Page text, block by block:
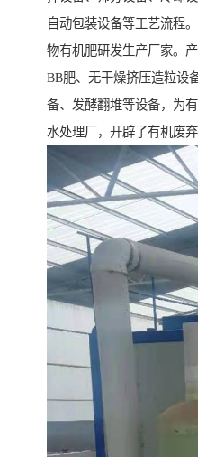
自动包装设备等工艺流程
物有机肥研发生产厂家。
BB肥、无干燥挤压造粒设
备、发酵翻堆等设备，为
水处理厂，开辟了有机废